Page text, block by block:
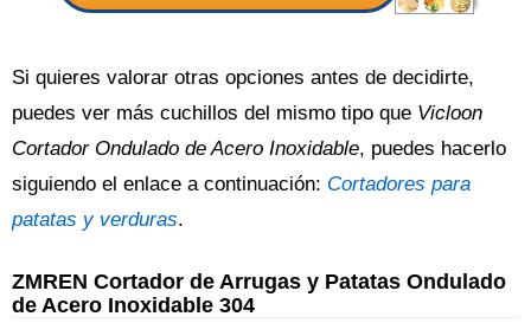
Si quieres valorar otras opciones antes de decidirte,
puedes ver más cuchillos del mismo tipo que Vicloon
Cortador Ondulado de Acero Inoxidable, puedes hacerlo
siguiendo el enlace a continuación: Cortadores para
patatas y verduras.
ZMREN Cortador de Arrugas y Patatas Ondulado
de Acero Inoxidable 304